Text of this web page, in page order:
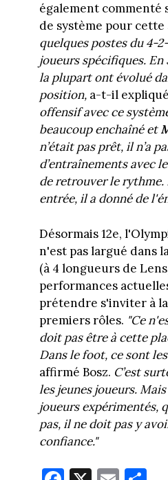
également commenté
de système pour cette
quelques postes du 4-
joueurs spécifiques.
la plupart ont évolué
position,a-t-il
offensif avec ce
beaucoup enchaîné et
n’était pas prêt, il n’a
d’entraînements avec
de retrouver le rythme.
entrée, il a donné de
Désormais 12e,
n'est pas largué dans
(à 4 longueurs de
performances
prétendre s'inviter à
premiers rôles. "Ce
doit pas être à cette
Dans le foot, ce sont
affirmé Bosz. C’est
les jeunes joueurs.
joueurs expérimentés,
pas, il ne doit pas y
confiance."